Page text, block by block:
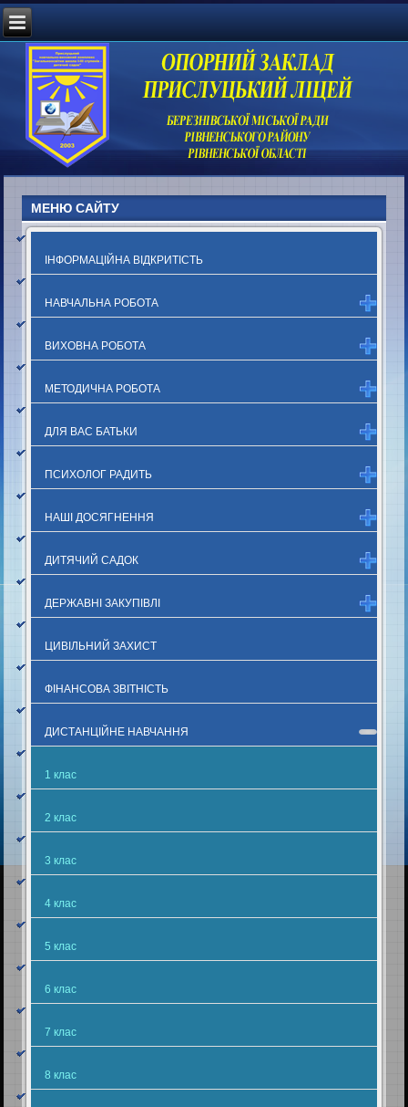
МЕНЮ САЙТУ
ІНФОРМАЦІЙНА ВІДКРИТІСТЬ
НАВЧАЛЬНА РОБОТА
ВИХОВНА РОБОТА
МЕТОДИЧНА РОБОТА
ДЛЯ ВАС БАТЬКИ
ПСИХОЛОГ РАДИТЬ
НАШІ ДОСЯГНЕННЯ
ДИТЯЧИЙ САДОК
ДЕРЖАВНІ ЗАКУПІВЛІ
ЦИВІЛЬНИЙ ЗАХИСТ
ФІНАНСОВА ЗВІТНІСТЬ
ДИСТАНЦІЙНЕ НАВЧАННЯ
1 клас
2 клас
3 клас
4 клас
5 клас
6 клас
7 клас
8 клас